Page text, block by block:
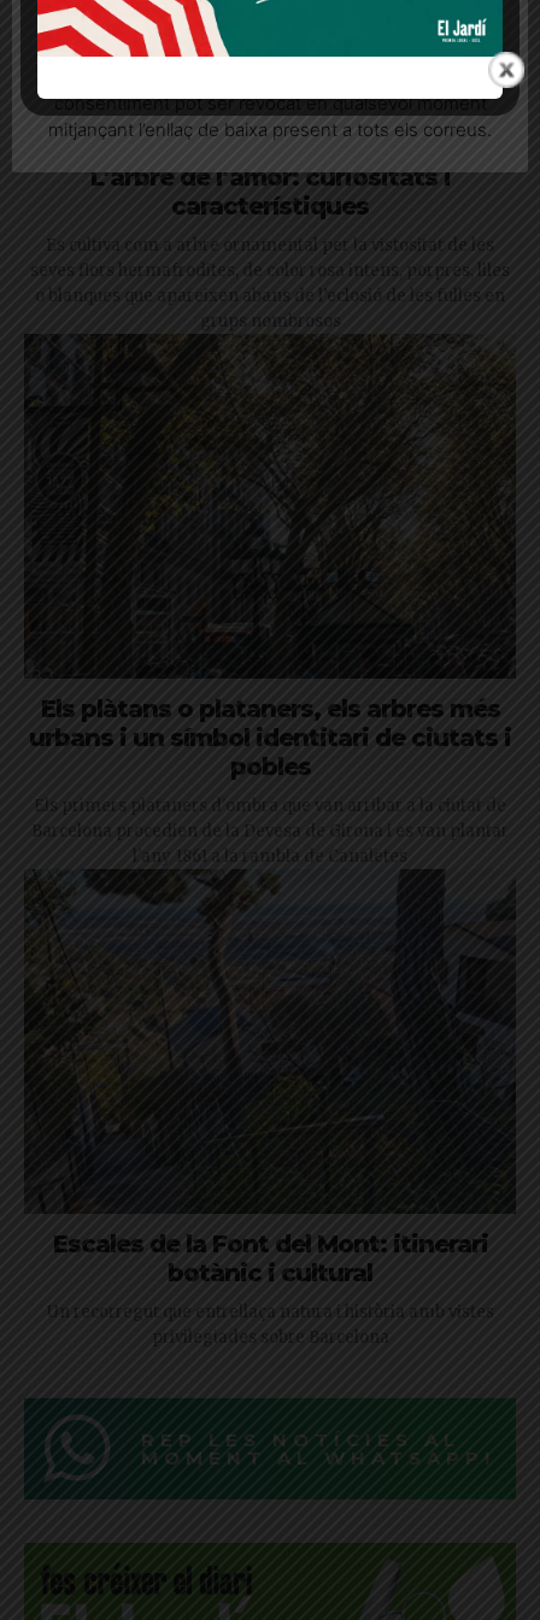
L’arbre de l’amor: curiositats i
característiques
Es cultiva com a arbre ornamental per la vistositat de les
seves flors hermafrodites, de color rosa intens, porpres, liles
o blanques que apareixen abans de l’eclosió de les fulles en
grups nombrosos
Els plàtans o plataners, els arbres més
urbans i un símbol identitari de ciutats i
pobles
Els primers plataners d'ombra que van arribar a la ciutat de
Barcelona procedien de la Devesa de Girona i es van plantar
l'any 1861 a la rambla de Canaletes
Escales de la Font del Mont: itinerari
botànic i cultural
Un recorregut que entrellaça natura i història amb vistes
privilegiades sobre Barcelona
REP LES NOTÍCIES AL
MOMENT AL WHATSAPP!
Quan l’usuari crea un compte al Diari el Jardí, dona el
seu consentiment explícit per rebre comunicacions
consentiment pot ser revocat en qualsevol moment
mitjançant l’enllaç de baixa present a tots els correus.